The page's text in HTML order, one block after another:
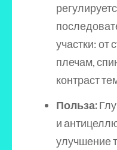
участки: от
плечам,
контраст
Польза:
и
улучшение